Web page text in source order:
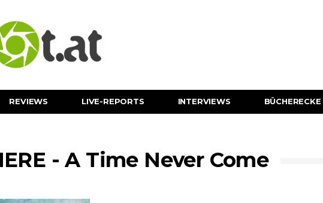
REVIEWS LIVE-REPORTS INTERVIEWS BÜCHERECKE
- A Time Never Come